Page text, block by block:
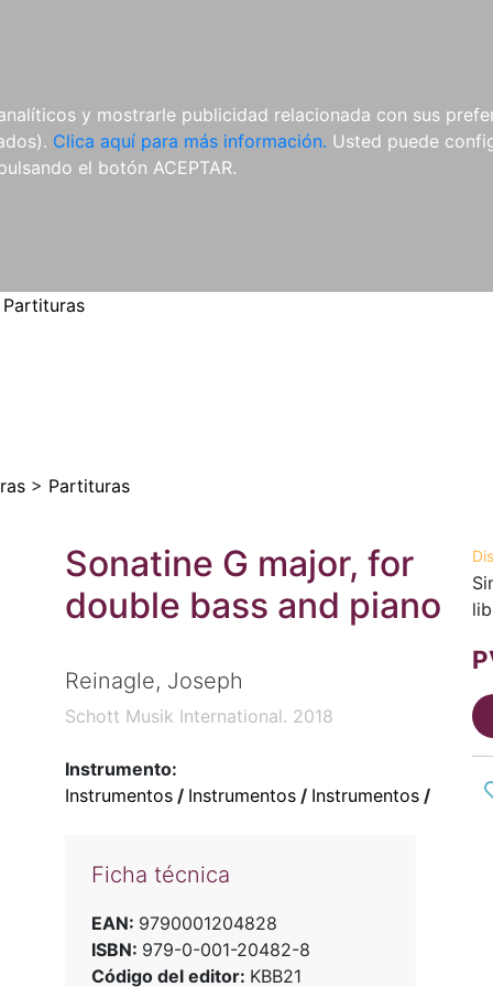
y mostrarle publicidad relacionada con sus
Clica aquí para más información. Usted puede
el botón ACEPTAR.
REVISTAS
CDS Y
DVDS
MATERIAL
COMPLEMENTARIO
Partituras
> Partituras
Sonatine G major, for
double bass and piano
Reinagle, Joseph
Schott Musik International. 2018
Instrumento:
Instrumentos/ Instrumentos/ Instrumentos/
Ficha técnica
EAN: 9790001204828
ISBN: 979-0-001-20482-8
Código del editor: KBB21